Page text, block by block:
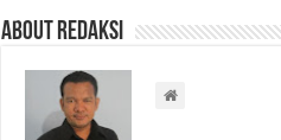
About Redaksi